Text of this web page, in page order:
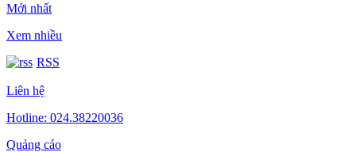
Mới nhất
Xem nhiều
RSS
Liên hệ
Hotline: 024.38220036
Quảng cáo